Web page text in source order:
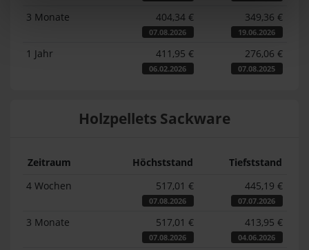
3 Monate 404,34 €
07.08.2026
349,36 €
19.06.2026
1 Jahr 411,95 €
06.02.2026
276,06 €
07.08.2025
Holzpellets Sackware
Zeitraum Höchststand
Tiefststand
4 Wochen
517,01 €
07.08.2026
445,19 €
07.07.2026
3 Monate 517,01 €
07.08.2026
413,95 €
04.06.2026